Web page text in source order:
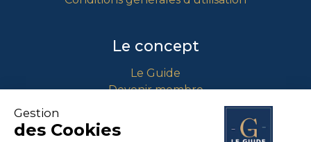
Le concept
Le Guide
Devenir membre
Comment intégrer le guide ?
Gestion
des Cookies